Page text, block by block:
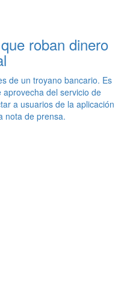
roban dinero
de un troyano bancario. Es
del servicio de
a usuarios de la aplicación
nota de prensa.